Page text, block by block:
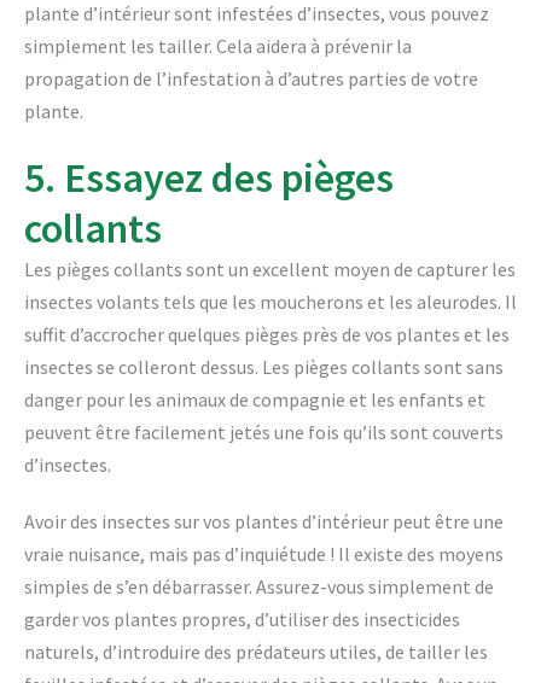
plante d’intérieur sont infestées d’insectes, vous pouvez
simplement les tailler. Cela aidera à prévenir la
propagation de l’infestation à d’autres parties de votre
plante.
5. Essayez des pièges
collants
Les pièges collants sont un excellent moyen de capturer les
insectes volants tels que les moucherons et les aleurodes. Il
suffit d’accrocher quelques pièges près de vos plantes et les
insectes se colleront dessus. Les pièges collants sont sans
danger pour les animaux de compagnie et les enfants et
peuvent être facilement jetés une fois qu’ils sont couverts
d’insectes.
Avoir des insectes sur vos plantes d’intérieur peut être une
vraie nuisance, mais pas d’inquiétude ! Il existe des moyens
simples de s’en débarrasser. Assurez-vous simplement de
garder vos plantes propres, d’utiliser des insecticides
naturels, d’introduire des prédateurs utiles, de tailler les